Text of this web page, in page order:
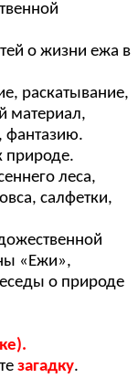
о жизни ежа в
раскатывание,
материал,
фантазию.
природе.
леса,
салфетки,
«Ежи»,
о природе
загадку.